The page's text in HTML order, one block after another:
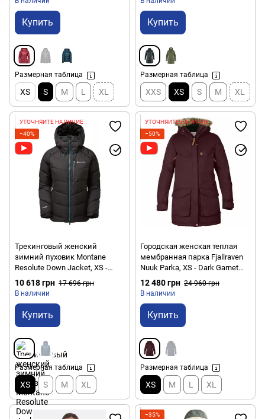
Купить
Размерная таблица
XS S M L XL
Купить
Размерная таблица
XXS XS S M XL
УТОЧНЯЙТЕ НАЛИЧИЕ
−40%
Трекинговый женский
зимний пуховик Montane
Resolute Down Jacket, XS -
Black (FREDJBLAA08)
10 618 грн 17 696 грн
В наличии
Купить
Размерная таблица
XS S M XL
УТОЧНЯЙТЕ НАЛИЧИЕ
−50%
Городская женская теплая
мембранная парка Fjallraven
Nuuk Parka, XS - Dark Garnet
(89655.356.XS) 2021
12 480 грн 24 960 грн
В наличии
Купить
Размерная таблица
XS M L XL
−35%